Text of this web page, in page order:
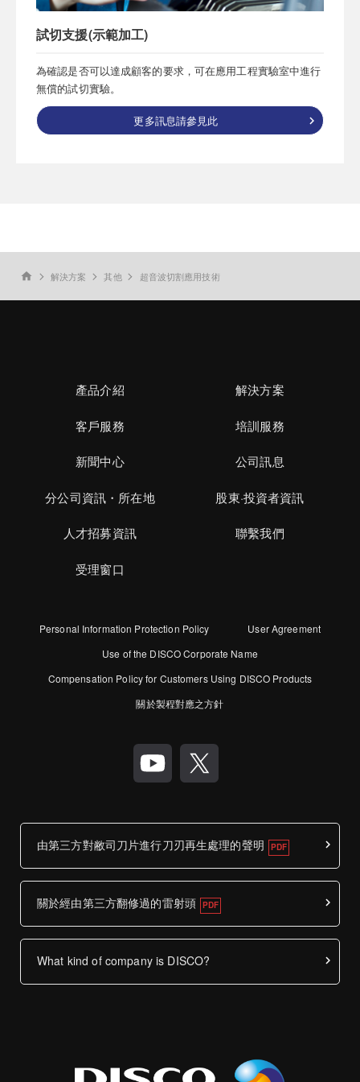
試切支援(示範加工)
為確認是否可以達成顧客的要求，可在應用工程實驗室中進行
無償的試切實驗。
更多訊息請參見此
home 解決方案 其他 超音波切割應用技術
產品介紹 解決方案
客戶服務 培訓服務
新聞中心 公司訊息
分公司資訊・所在地 股東·投資者資訊
人才招募資訊 聯繫我們
受理窗口
Personal Information Protection Policy
User Agreement
Use of the DISCO Corporate Name
Compensation Policy for Customers Using DISCO Products
關於製程對應之方針
由第三方對敝司刀片進行刀刃再生處理的聲明
關於經由第三方翻修過的雷射頭
What kind of company is DISCO?